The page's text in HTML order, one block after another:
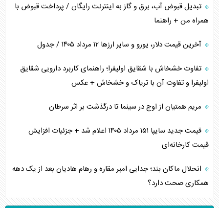
تبدیل قبوض آب، برق و گاز به اینترنت رایگان / پرداخت قبوض با
همراه من + راهنما
آخرین قیمت دلار، یورو و سایر ارز‌ها ۱۲ مرداد ۱۴۰۵ / جدول
تفاوت خشخاش با شقایق اولیفرا؛ راهنمای کاربرد دارویی شقایق
اولیفرا و تفاوت آن با تریاک و خشخاش + عکس
مریم همتیان از اوج در سینما تا درگذشت بر اثر سرطان
قیمت جدید سایپا ۱۵۱ مرداد ۱۴۰۵ اعلام شد + جزئیات افزایش
قیمت کارخانه‌ای
انحلال ماکان بند؛ جدایی امیر مقاره و رهام هادیان بعد از یک دهه
همکاری صحت دارد؟